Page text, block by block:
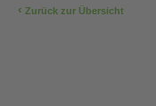
‹ Zurück zur Übersicht